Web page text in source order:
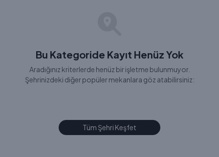
Bu Kategoride Kayıt Henüz Yok
Aradığınız kriterlerde henüz bir işletme bulunmuyor.
Şehrinizdeki diğer popüler mekanlara göz atabilirsiniz:
Tüm Şehri Keşfet